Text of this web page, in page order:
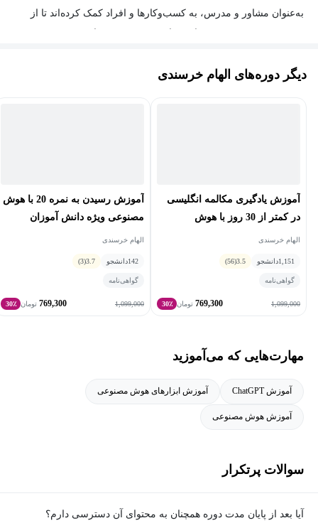
به‌عنوان مشاور و مدرس، به کسب‌وکارها و افراد کمک کرده‌اند تا از
بازاریابی دیجیتال بلکه در توسعه وب با جنگو نیز تجربه‌ای گسترده دارند
پروژه‌های وب را کسب کنند.
توسعه پروژه‌های وب با جنگو، قدم در مسیر تبدیل شدن به یک
متناسب با نیازهای روز بازار طراحی شده‌اند تا شما بتوانید با استفاده از
ایشان از تدریس این دوره‌ها، توانمندسازی دانشجویان برای بهره‌برداری
پروژه‌های دیجیتال خود را با موفقیت پیش ببرند و به اهداف بزرگ خود
برسند.
دیگر دوره‌های الهام خرسندی
آموزش یادگیری مکالمه انگلیسی
در کمتر از 30 روز با هوش
مصنوعی
الهام خرسندی
1,151دانشجو 3.5
(56)
گواهی‌نامه
1,099,000
769,300 تومان 30٪
آموزش رسیدن به نمره 20 با هوش
مصنوعی ویژه دانش آموزان
الهام خرسندی
142دانشجو 3.7
(3)
گواهی‌نامه
1,099,000
769,300 تومان 30٪
مهارت‌هایی که می‌آموزید
آموزش ChatGPT آموزش ابزارهای هوش مصنوعی
آموزش هوش مصنوعی
سوالات پرتکرار
آیا بعد از پایان مدت دوره همچنان به محتوای آن دسترسی دارم؟